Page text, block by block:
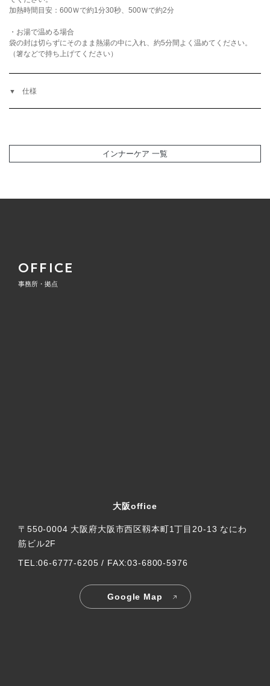
加熱時間目安：600Ｗで約1分30秒、500Ｗで約2分
・お湯で温める場合
袋の封は切らずにそのまま熱湯の中に入れ、約5分間よく温めてください。
（箸などで持ち上げてください）
仕様
インナーケア 一覧
OFFICE
事務所・拠点
大阪office
〒550-0004 大阪府大阪市西区靱本町1丁目20-13 なにわ
筋ビル2F
TEL:06-6777-6205 / FAX:03-6800-5976
Google Map